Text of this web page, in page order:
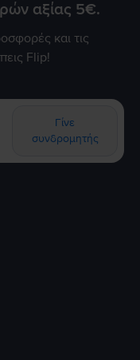
αξίας 5€.
και τις
Flip!
Γίνε
συνδρομητής